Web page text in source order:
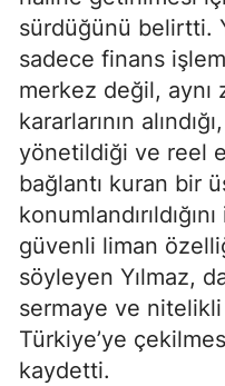
sürdüğünü belirtti.
sadece finans
merkez değil, aynı
kararlarının
yönetildiği ve reel
bağlantı kuran bir
güvenli liman
söyleyen Yılmaz,
sermaye ve nitelikli
Türkiye’ye
kaydetti.